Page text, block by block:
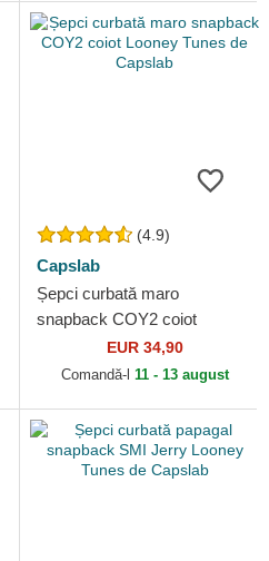
(4.9)
Capslab
Șepci curbată maro
snapback COY2 coiot
Looney Tunes de Capslab
EUR 34,90
Comandă-l 11 - 13 august